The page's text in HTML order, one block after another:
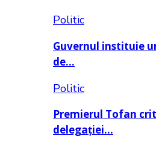
Politic
Guvernul instituie
de…
Politic
Premierul Tofan
delegației…